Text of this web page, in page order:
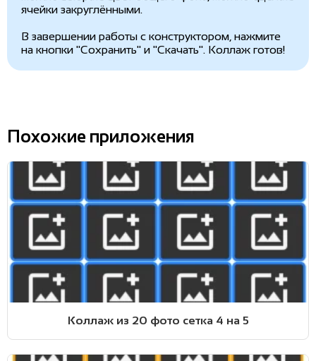
ячейки закруглёнными.
В завершении работы с конструктором, нажмите
на кнопки "Сохранить" и "Скачать". Коллаж готов!
Похожие приложения
Коллаж из 20 фото сетка 4 на 5